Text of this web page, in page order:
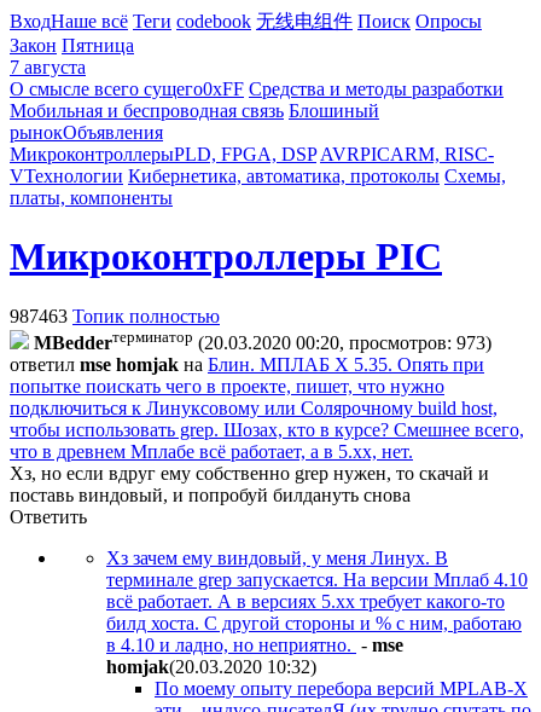
ВходНаше всё Теги codebook 无线电组件 Поиск Опросы
Закон Пятница
7 августа
О смысле всего сущего0xFF Средства и методы разработки
Мобильная и беспроводная связь Блошиный
рынокОбъявления
МикроконтроллерыPLD, FPGA, DSP AVRPICARM, RISC-
VТехнологии Кибернетика, автоматика, протоколы Схемы,
платы, компоненты
Микроконтроллеры PIC
987463 Топик полностью
MBedderтерминатор (20.03.2020 00:20, просмотров: 973)
ответил mse homjak на Блин. МПЛАБ Х 5.35. Опять при
попытке поискать чего в проекте, пишет, что нужно
подключиться к Линуксовому или Солярочному build host,
чтобы использовать grep. Шозах, кто в курсе? Смешнее всего,
что в древнем Мплабе всё работает, а в 5.хх, нет.
Хз, но если вдруг ему собственно grep нужен, то скачай и
поставь виндовый, и попробуй билдануть снова
Ответить
Хз зачем ему виндовый, у меня Линух. В
терминале grep запускается. На версии Мплаб 4.10
всё работает. А в версиях 5.хх требует какого-то
билд хоста. С другой стороны и % с ним, работаю
в 4.10 и ладно, но неприятно. - mse
homjak(20.03.2020 10:32)
По моему опыту перебора версий MPLAB-X